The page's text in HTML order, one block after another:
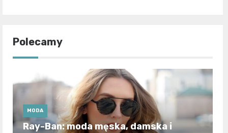
Polecamy
MODA
Ray-Ban: moda męska, damska i